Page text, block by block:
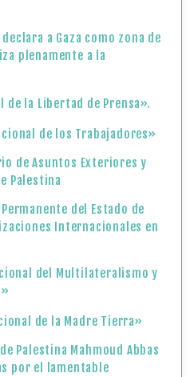
a Gaza como zona de
plenamente a la
de la Libertad de Prensa».
de los Trabajadores»
de Asuntos Exteriores y
Palestina
del Estado de
Internacionales en
del Multilateralismo y
de la Madre Tierra»
Palestina Mahmoud Abbas
por el lamentable